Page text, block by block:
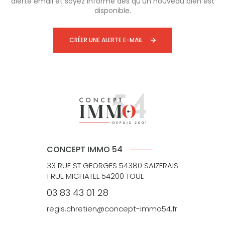
disponible.
CRÉER UNE ALERTE E-MAIL
CONCEPT IMMO 54
33 RUE ST GEORGES 54380 SAIZERAIS
1 RUE MICHATEL 54200 TOUL
03 83 43 01 28
regis.chretien@concept-immo54.fr